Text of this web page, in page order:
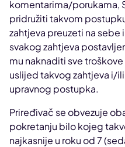
komentarima/porukama,
pridružiti takvom
zahtjeva preuzeti na sebe
svakog zahtjeva
mu naknaditi sve
uslijed takvog zahtjeva i/
upravnog postupka.
Priređivač se obvezuje
pokretanju bilo kojeg
najkasnije u roku od 7